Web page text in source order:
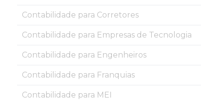
Contabilidade para Corretores
Contabilidade para Empresas de Tecnologia
Contabilidade para Engenheiros
Contabilidade para Franquias
Contabilidade para MEI